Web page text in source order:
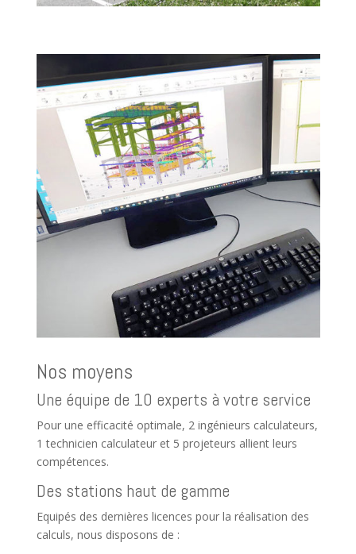
Nos moyens
Une équipe de 10 experts à votre service
Pour une efficacité optimale, 2 ingénieurs calculateurs,
1 technicien calculateur et 5 projeteurs allient leurs
compétences.
Des stations haut de gamme
Equipés des dernières licences pour la réalisation des
calculs, nous disposons de :